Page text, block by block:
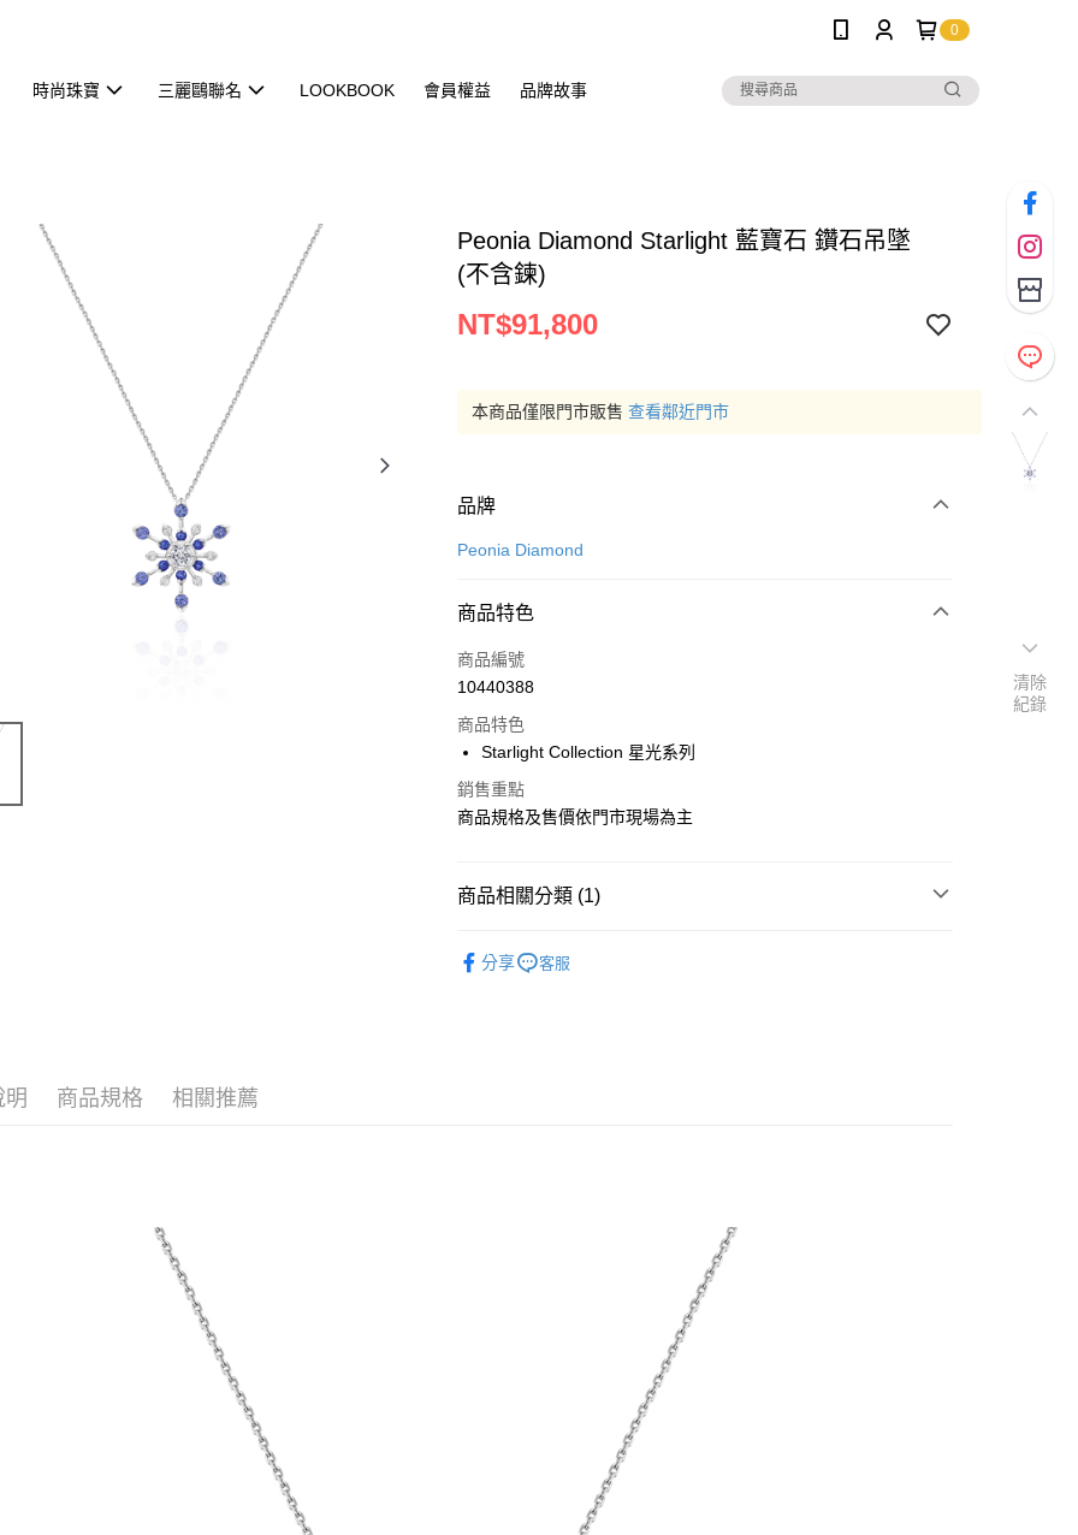
0
時尚珠寶 三麗鷗聯名 LOOKBOOK 會員權益 品牌故事
Peonia Diamond Starlight 藍寶石 鑽石吊墜
(不含鍊)
NT$91,800
本商品僅限門市販售 查看鄰近門市
品牌
Peonia Diamond
商品特色
商品編號
10440388
商品特色
Starlight Collection 星光系列
銷售重點
商品規格及售價依門市現場為主
商品相關分類 (1)
分享
客服
明 商品規格 相關推薦
清除
紀錄